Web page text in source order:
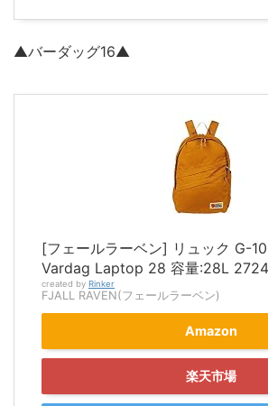
▲バーダッグ16▲
[フェールラーベン] リュック G-
Vardag Laptop 28 容量:28L
created by Rinker
FJALL RAVEN(フェールラーベン)
Amazon
楽天市場